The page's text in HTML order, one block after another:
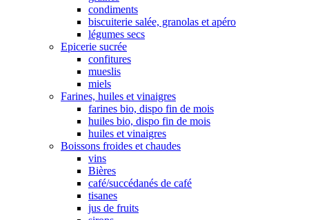
condiments
biscuiterie salée, granolas et apéro
légumes secs
Epicerie sucrée
confitures
mueslis
miels
Farines, huiles et vinaigres
farines bio, dispo fin de mois
huiles bio, dispo fin de mois
huiles et vinaigres
Boissons froides et chaudes
vins
Bières
café/succédanés de café
tisanes
jus de fruits